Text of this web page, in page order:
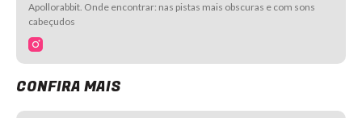
Apollorabbit. Onde encontrar: nas pistas mais obscuras e com sons
cabeçudos
CONFIRA MAIS